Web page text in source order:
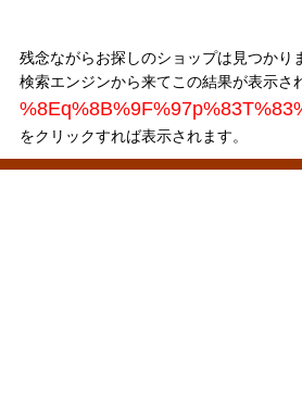
残念ながらお探しのショップは見つかり
検索エンジンから来てこの結果が表示さ
をクリックすれば表示されます。